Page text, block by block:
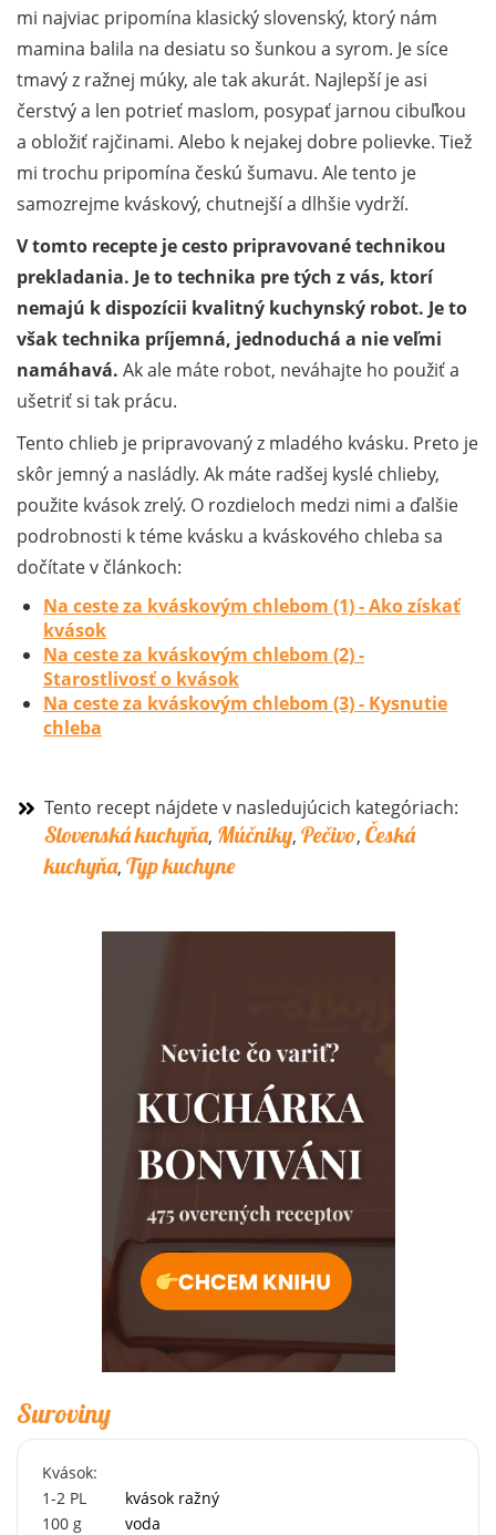
mi najviac pripomína klasický slovenský, ktorý nám
mamina balila na desiatu so šunkou a syrom. Je síce
tmavý z ražnej múky, ale tak akurát. Najlepší je asi
čerstvý a len potrieť maslom, posypať jarnou cibuľkou
a obložiť rajčinami. Alebo k nejakej dobre polievke. Tiež
mi trochu pripomína českú šumavu. Ale tento je
samozrejme kváskový, chutnejší a dlhšie vydrží.
V tomto recepte je cesto pripravované technikou
prekladania. Je to technika pre tých z vás, ktorí
nemajú k dispozícii kvalitný kuchynský robot. Je to
však technika príjemná, jednoduchá a nie veľmi
namáhavá. Ak ale máte robot, neváhajte ho použiť a
ušetriť si tak prácu.
Tento chlieb je pripravovaný z mladého kvásku. Preto je
skôr jemný a nasládly. Ak máte radšej kyslé chlieby,
použite kvások zrelý. O rozdieloch medzi nimi a ďalšie
podrobnosti k téme kvásku a kváskového chleba sa
dočítate v článkoch:
Na ceste za kváskovým chlebom (1) - Ako získať
kvások
Na ceste za kváskovým chlebom (2) -
Starostlivosť o kvások
Na ceste za kváskovým chlebom (3) - Kysnutie
chleba
Tento recept nájdete v nasledujúcich kategóriach:
Slovenská kuchyňa, Múčniky, Pečivo, Česká
kuchyňa, Typ kuchyne
Suroviny
Kvások:
1-2 PL
kvások ražný
100 g
voda